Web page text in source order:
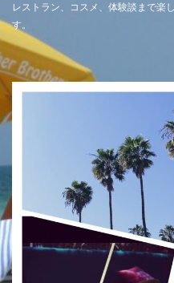
レストラン、コスメ、体験談まで楽
す。